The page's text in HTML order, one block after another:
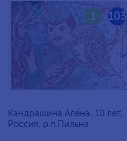
103
1
Кандрашина Алёна, 10 лет,
Россия, р.п.Пильна